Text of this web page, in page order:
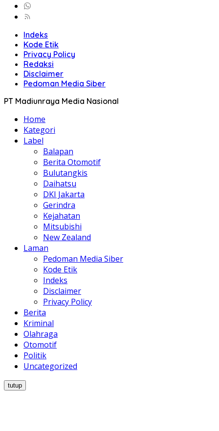
Indeks
Kode Etik
Privacy Policy
Redaksi
Disclaimer
Pedoman Media Siber
PT Madiunraya Media Nasional
Home
Kategori
Label
Balapan
Berita Otomotif
Bulutangkis
Daihatsu
DKI Jakarta
Gerindra
Kejahatan
Mitsubishi
New Zealand
Laman
Pedoman Media Siber
Kode Etik
Indeks
Disclaimer
Privacy Policy
Berita
Kriminal
Olahraga
Otomotif
Politik
Uncategorized
tutup